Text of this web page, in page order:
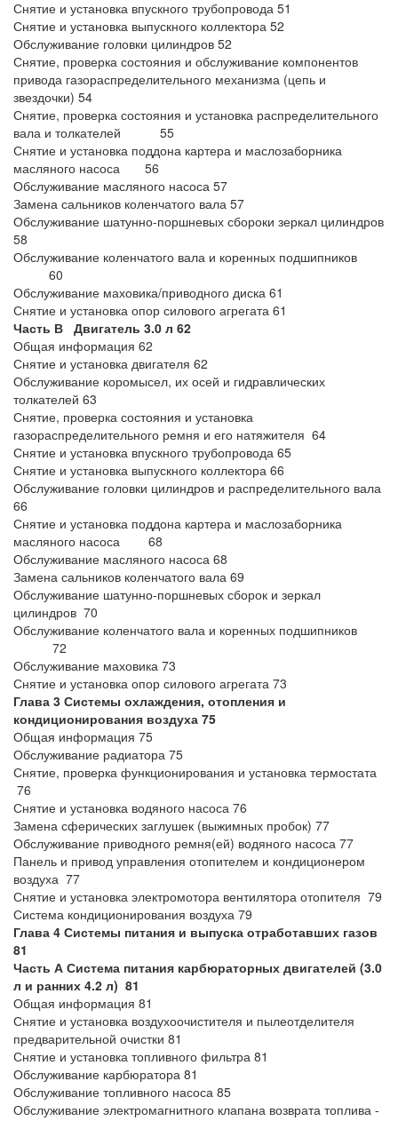
Снятие и установка впускного трубопровода 51
Снятие и установка выпускного коллектора 52
Обслуживание головки цилиндров 52
Снятие, проверка состояния и обслуживание компонентов
привода газораспределительного механизма (цепь и
звездочки) 54
Снятие, проверка состояния и установка распределительного
вала и толкателей 55
Снятие и установка поддона картера и маслозаборника
масляного насоса 56
Обслуживание масляного насоса 57
Замена сальников коленчатого вала 57
Обслуживание шатунно-поршневых сбороки зеркал цилиндров
58
Обслуживание коленчатого вала и коренных подшипников
60
Обслуживание маховика/приводного диска 61
Снятие и установка опор силового агрегата 61
Часть В Двигатель 3.0 л 62
Общая информация 62
Снятие и установка двигателя 62
Обслуживание коромысел, их осей и гидравлических
толкателей 63
Снятие, проверка состояния и установка
газораспределительного ремня и его натяжителя 64
Снятие и установка впускного трубопровода 65
Снятие и установка выпускного коллектора 66
Обслуживание головки цилиндров и распределительного вала
66
Снятие и установка поддона картера и маслозаборника
масляного насоса 68
Обслуживание масляного насоса 68
Замена сальников коленчатого вала 69
Обслуживание шатунно-поршневых сборок и зеркал
цилиндров 70
Обслуживание коленчатого вала и коренных подшипников
72
Обслуживание маховика 73
Снятие и установка опор силового агрегата 73
Глава 3 Системы охлаждения, отопления и
кондиционирования воздуха 75
Общая информация 75
Обслуживание радиатора 75
Снятие, проверка функционирования и установка термостата
76
Снятие и установка водяного насоса 76
Замена сферических заглушек (выжимных пробок) 77
Обслуживание приводного ремня(ей) водяного насоса 77
Панель и привод управления отопителем и кондиционером
воздуха 77
Снятие и установка электромотора вентилятора отопителя 79
Система кондиционирования воздуха 79
Глава 4 Системы питания и выпуска отработавших газов
81
Часть А Система питания карбюраторных двигателей (3.0
л и ранних 4.2 л) 81
Общая информация 81
Снятие и установка воздухоочистителя и пылеотделителя
предварительной очистки 81
Снятие и установка топливного фильтра 81
Обслуживание карбюратора 81
Обслуживание топливного насоса 85
Обслуживание электромагнитного клапана возврата топлива -